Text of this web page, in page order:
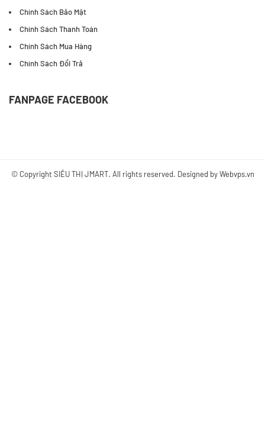
Chính Sách Bảo Mật
Chính Sách Thanh Toán
Chính Sách Mua Hàng
Chính Sách Đổi Trả
FANPAGE FACEBOOK
© Copyright SIÊU THỊ JMART. All rights reserved. Designed byWebvps.vn